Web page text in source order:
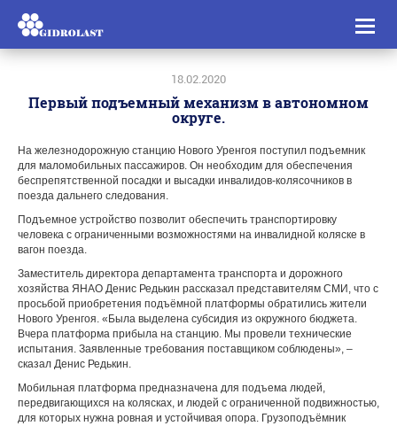
Toggle
18.02.2020
Первый подъемный механизм в автономном
округе.
На железнодорожную станцию Нового Уренгоя поступил подъемник
для маломобильных пассажиров. Он необходим для обеспечения
беспрепятственной посадки и высадки инвалидов-колясочников в
поезда дальнего следования.
Подъемное устройство позволит обеспечить транспортировку
человека с ограниченными возможностями на инвалидной коляске в
вагон поезда.
Заместитель директора департамента транспорта и дорожного
хозяйства ЯНАО Денис Редькин рассказал представителям СМИ, что с
просьбой приобретения подъёмной платформы обратились жители
Нового Уренгоя. «Была выделена субсидия из окружного бюджета.
Вчера платформа прибыла на станцию. Мы провели технические
испытания. Заявленные требования поставщиком соблюдены», –
сказал Денис Редькин.
Мобильная платформа предназначена для подъема людей,
передвигающихся на колясках, и людей с ограниченной подвижностью,
для которых нужна ровная и устойчивая опора. Грузоподъёмник